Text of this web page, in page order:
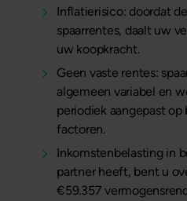
Inflatierisico: doordat
spaarrentes, daalt uw
uw koopkracht.
Geen vaste rentes:
algemeen variabel en
periodiek aangepast op
factoren.
Inkomstenbelasting in
partner heeft, bent u
€59.357